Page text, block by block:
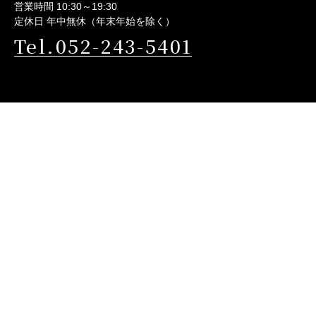
営業時間 10:30～19:30
定休日 年中無休（年末年始を除く）
Tel.052-243-5401